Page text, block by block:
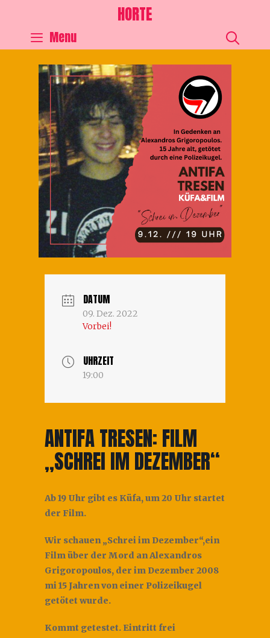
HORTE
Menu
DATUM
09. Dez. 2022
Vorbei!
UHRZEIT
19:00
ANTIFA TRESEN: FILM
„SCHREI IM DEZEMBER“
Ab 19 Uhr gibt es Küfa, um 20 Uhr startet
der Film.
Wir schauen „Schrei im Dezember“,ein
Film über der Mord an Alexandros
Grigoropoulos, der im Dezember 2008
mi 15 Jahren von einer Polizeikugel
getötet wurde.
Kommt getestet. Eintritt frei